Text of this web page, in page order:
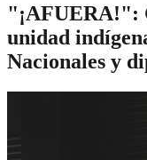
"¡AFUERA!":
unidad
Nacionales y